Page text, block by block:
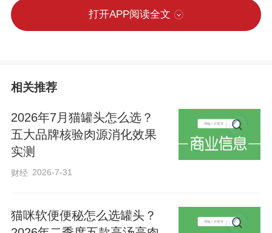
旨。在互动研讨环节，解答了相关实务疑
难问题，促进了京津冀检察机关之间的业
近年来，衡水检察机关开展“办名案、树名
品、育名人、创名院”争创活动，刑事执行
部门以此为抓手，通过“三个强化”，提升刑
事执行案件办理质效。强化责任意识，全
势新任务，切实转变理念，增强做好刑事
打开APP阅读全文
相关推荐
2026年7月猫罐头怎么选？
五大品牌核验肉源消化效果
实测
财经 2026-7-31
猫咪软便便秘怎么选罐头？